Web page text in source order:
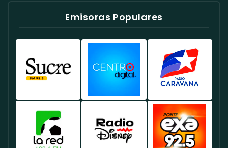
Emisoras Populares
Radio
Sucre
Ecuador
Emisora
Radio
Ecuador
Radio
Caravana
Ecuador
Noticias